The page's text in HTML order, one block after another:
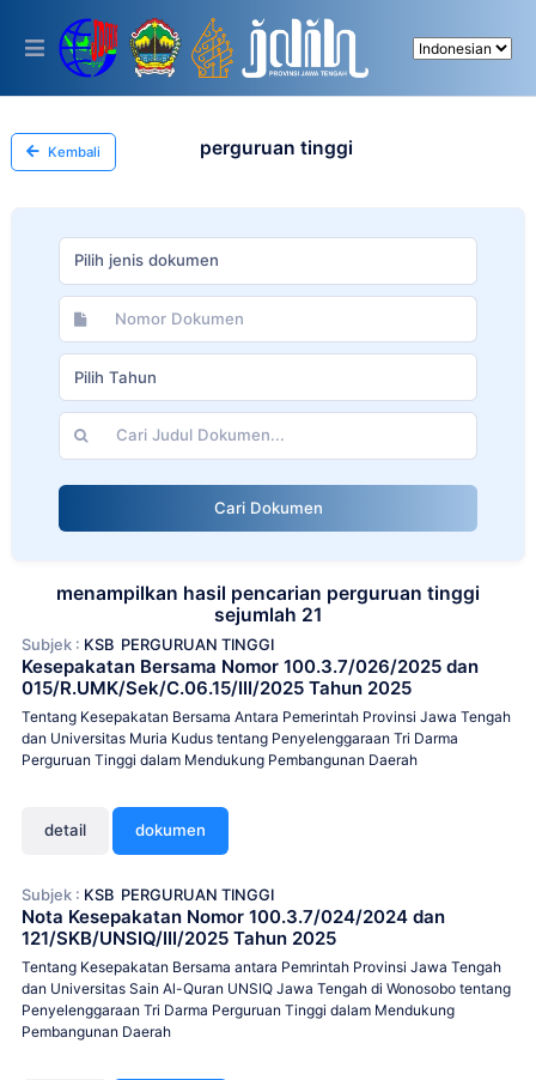
This
includes
accessibility
system.
Kembali perguruan tinggi
Pilih jenis dokumen
Pilih Tahun
Cari Dokumen
menampilkan hasil pencarian perguruan tinggi
sejumlah 21
Subjek : KSB PERGURUAN TINGGI
Kesepakatan Bersama Nomor 100.3.7/026/2025 dan
015/R.UMK/Sek/C.06.15/III/2025 Tahun 2025
Tentang Kesepakatan Bersama Antara Pemerintah Provinsi Jawa Tengah
dan Universitas Muria Kudus tentang Penyelenggaraan Tri Darma
Perguruan Tinggi dalam Mendukung Pembangunan Daerah
detail dokumen
Subjek : KSB PERGURUAN TINGGI
Nota Kesepakatan Nomor 100.3.7/024/2024 dan
121/SKB/UNSIQ/III/2025 Tahun 2025
Tentang Kesepakatan Bersama antara Pemrintah Provinsi Jawa Tengah
dan Universitas Sain Al-Quran UNSIQ Jawa Tengah di Wonosobo tentang
Penyelenggaraan Tri Darma Perguruan Tinggi dalam Mendukung
Pembangunan Daerah